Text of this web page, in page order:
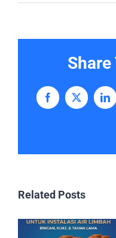
Facebook
X
Related Posts